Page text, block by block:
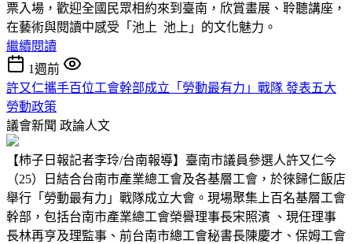
票入場，歡迎全國民眾相約來到臺南，欣賞畫展、聆聽講座，
在藝術與閱讀中感受「池上 池上」的文化魅力。
繼續閱讀
1週前
許又仁攜手百位工會幹部成立「勞動最有力」戰隊 發表五大
勞動政策
議會新聞 政論人文
【柿子日報記者李玲/台南報導】臺南市議員參選人許又仁今
（25）日結合台南市產業總工會及各基層工會，於徠歸仁飯店
舉行「勞動最有力」戰隊成立大會。現場聚集上百名基層工會
幹部，包括台南市產業總工會榮譽理事長宋照濱 、現任理事
長林再亨及理監事、前台南市總工會秘書長陳慶才、保姆工會